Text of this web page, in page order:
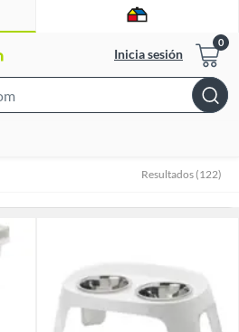
Inicia sesión
Bar
Resultados (122)